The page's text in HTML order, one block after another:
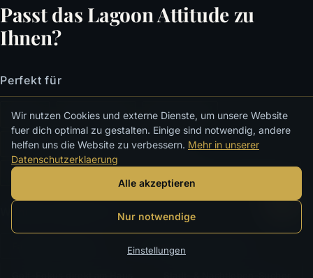
Passt das Lagoon Attitude zu
Ihnen?
Perfekt für
Paare Honeymoon Adults Only
Strandliebhaber Spa & Wellness
Weniger geeignet für
Großgruppen-Partyurlaub
Wir nutzen Cookies und externe Dienste, um unsere Website
fuer dich optimal zu gestalten. Einige sind notwendig, andere
helfen uns die Website zu verbessern. Mehr in unserer
Datenschutzerklaerung
Alle akzeptieren
Nur notwendige
Einstellungen